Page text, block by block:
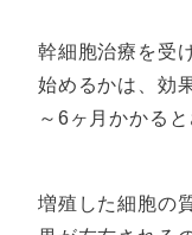
幹細胞治療を受
始めるかは、効
～6ヶ月かかると
増殖した細胞の